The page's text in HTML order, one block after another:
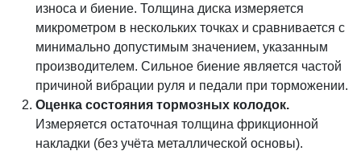
износа и биение. Толщина диска измеряется
микрометром в нескольких точках и сравнивается с
минимально допустимым значением, указанным
производителем. Сильное биение является частой
причиной вибрации руля и педали при торможении.
Оценка состояния тормозных колодок.
Измеряется остаточная толщина фрикционной
накладки (без учёта металлической основы).